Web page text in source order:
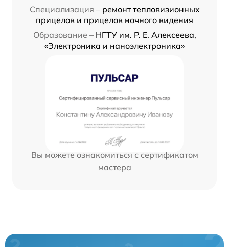
Специализация – ремонт тепловизионных
прицелов и прицелов ночного видения
Образование – НГТУ им. Р. Е. Алексеева,
«Электроника и наноэлектроника»
Вы можете ознакомиться с сертификатом
мастера